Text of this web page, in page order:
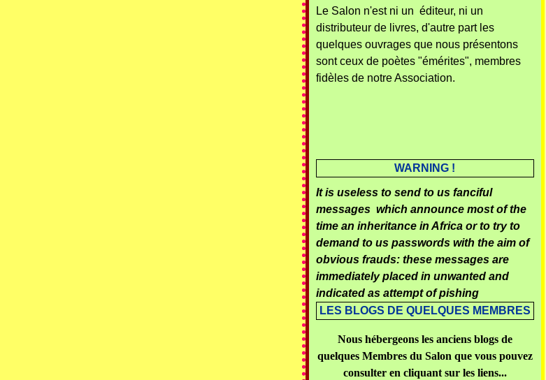
Le Salon n'est ni un éditeur, ni un
distributeur de livres, d'autre part les
quelques ouvrages que nous présentons
sont ceux de poètes "émérites", membres
fidèles de notre Association.
WARNING !
It is useless to send to us fanciful
messages which announce most of the
time an inheritance in Africa or to try to
demand to us passwords with the aim of
obvious frauds: these messages are
immediately placed in unwanted and
indicated as attempt of pishing
LES BLOGS DE QUELQUES MEMBRES
Nous hébergeons les anciens blogs de
quelques Membres du Salon que vous pouvez
consulter en cliquant sur les liens...